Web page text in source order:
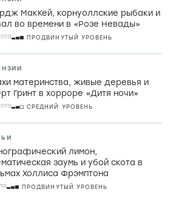
МакКей, корнуоллские рыбаки и
во времени в «Розе Невады»
ПРОДВИНУТЫЙ УРОВЕНЬ
материнства, живые деревья и
Гринт в хорроре «Дитя ночи»
СРЕДНИЙ УРОВЕНЬ
лимон,
заумь и убой скота в
Холлиса Фрэмптона
ПРОДВИНУТЫЙ УРОВЕНЬ